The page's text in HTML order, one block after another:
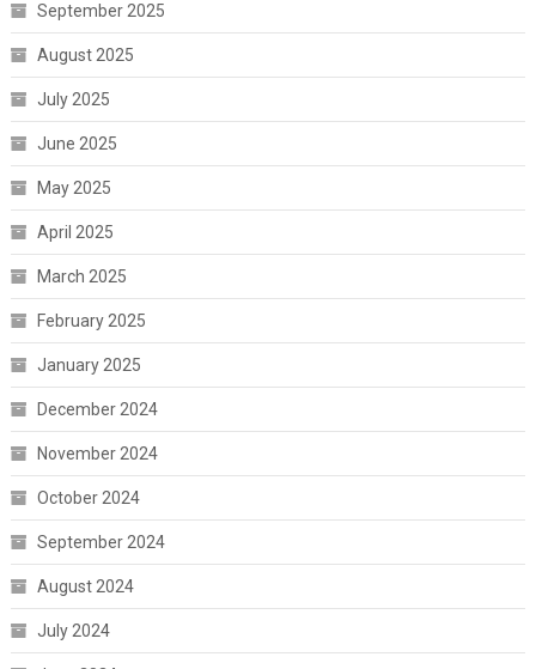
September 2025
August 2025
July 2025
June 2025
May 2025
April 2025
March 2025
February 2025
January 2025
December 2024
November 2024
October 2024
September 2024
August 2024
July 2024